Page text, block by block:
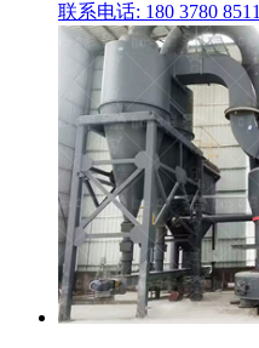
联系电话: 180 3780 8511